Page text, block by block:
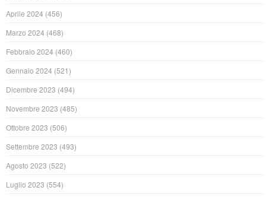
Aprile 2024 (456)
Marzo 2024 (468)
Febbraio 2024 (460)
Gennaio 2024 (521)
Dicembre 2023 (494)
Novembre 2023 (485)
Ottobre 2023 (506)
Settembre 2023 (493)
Agosto 2023 (522)
Luglio 2023 (554)